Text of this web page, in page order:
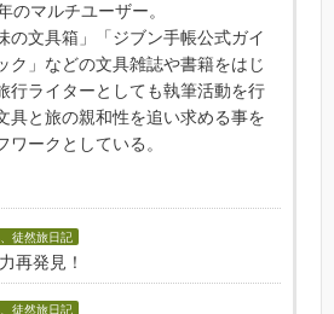
のマルチユーザー。
の文具箱」「ジブン手帳公式ガイ
ク」などの文具雑誌や書籍をはじ
行ライターとしても執筆活動を行
具と旅の親和性を追い求める事を
ワークとしている。
徒然旅日記
再発見！
徒然旅日記